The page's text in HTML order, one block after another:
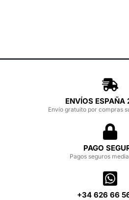
ENVÍOS
Envío gratuito por compras
PAGO
Pagos seguros
‪+34 626 66